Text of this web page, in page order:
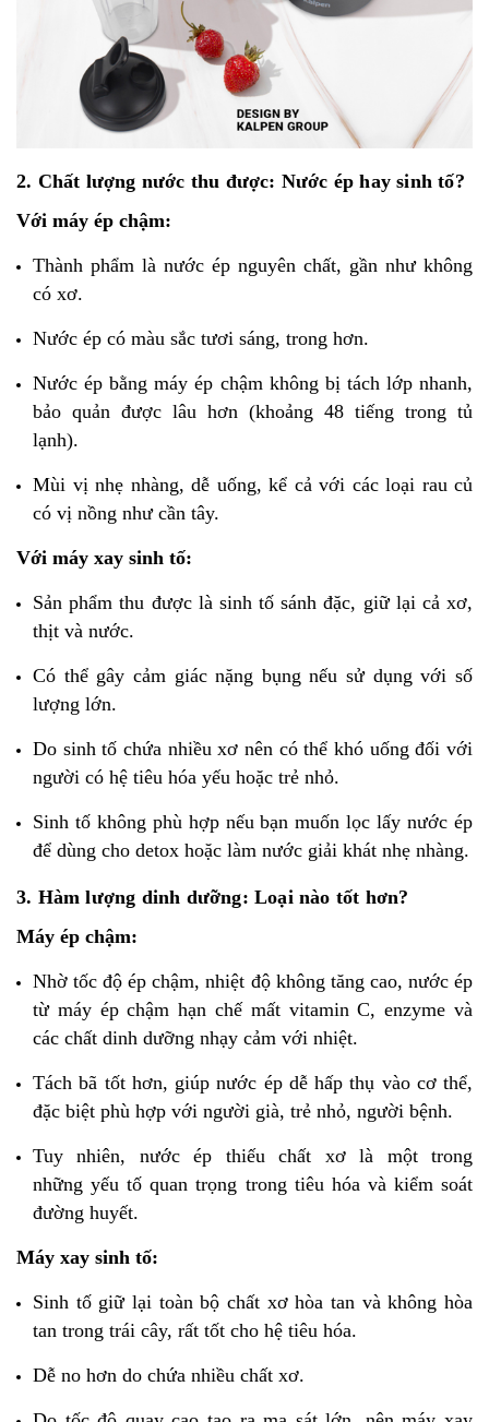
2. Chất lượng nước thu được: Nước ép hay sinh tố?
Với máy ép chậm:
Thành phẩm là nước ép nguyên chất, gần như không
có xơ.
Nước ép có màu sắc tươi sáng, trong hơn.
Nước ép bằng máy ép chậm không bị tách lớp nhanh,
bảo quản được lâu hơn (khoảng 48 tiếng trong tủ
lạnh).
Mùi vị nhẹ nhàng, dễ uống, kể cả với các loại rau củ
có vị nồng như cần tây.
Với máy xay sinh tố:
Sản phẩm thu được là sinh tố sánh đặc, giữ lại cả xơ,
thịt và nước.
Có thể gây cảm giác nặng bụng nếu sử dụng với số
lượng lớn.
Do sinh tố chứa nhiều xơ nên có thể khó uống đối với
người có hệ tiêu hóa yếu hoặc trẻ nhỏ.
Sinh tố không phù hợp nếu bạn muốn lọc lấy nước ép
để dùng cho detox hoặc làm nước giải khát nhẹ nhàng.
3. Hàm lượng dinh dưỡng: Loại nào tốt hơn?
Máy ép chậm:
Nhờ tốc độ ép chậm, nhiệt độ không tăng cao, nước ép
từ máy ép chậm hạn chế mất vitamin C, enzyme và
các chất dinh dưỡng nhạy cảm với nhiệt.
Tách bã tốt hơn, giúp nước ép dễ hấp thụ vào cơ thể,
đặc biệt phù hợp với người già, trẻ nhỏ, người bệnh.
Tuy nhiên, nước ép thiếu chất xơ là một trong
những yếu tố quan trọng trong tiêu hóa và kiểm soát
đường huyết.
Máy xay sinh tố:
Sinh tố giữ lại toàn bộ chất xơ hòa tan và không hòa
tan trong trái cây, rất tốt cho hệ tiêu hóa.
Dễ no hơn do chứa nhiều chất xơ.